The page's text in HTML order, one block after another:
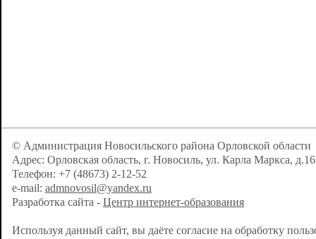
© Администрация Новосильского района Орловской области
Адрес: Орловская область, г. Новосиль, ул. Карла Маркса, д.16
Телефон: +7 (48673) 2-12-52
e-mail: admnovosil@yandex.ru
Разработка сайта - Центр интернет-образования
Используя данный сайт, вы даёте согласие на обработку